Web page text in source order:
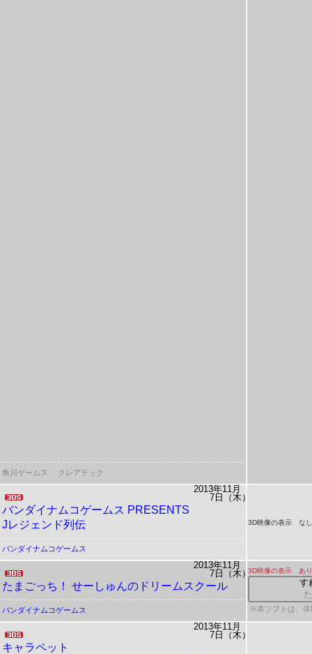
角川ゲームス クレアテック
2013年11月
7日（木）
バンダイナムコゲームス PRESENTS
Jレジェンド列伝
3D映像の表示 なし
バンダイナムコゲームス
2013年11月
7日（木）
たまごっち！ せーしゅんのドリームスクール
3D映像の表示 あり
す
※本ソフトは、体
バンダイナムコゲームス
2013年11月
7日（木）
キャラペット